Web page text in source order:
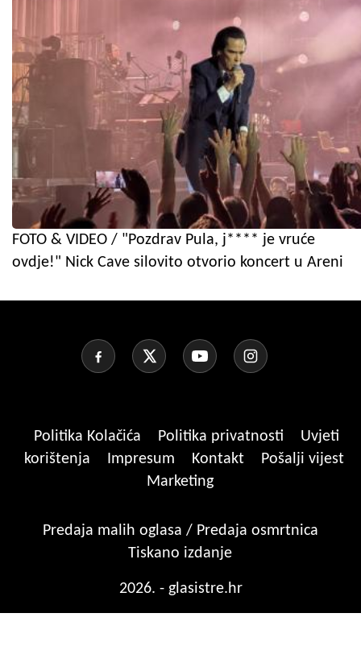
FOTO & VIDEO / "Pozdrav Pula, j**** je vruće
ovdje!" Nick Cave silovito otvorio koncert u Areni
Politika Kolačića Politika privatnosti
Uvjeti
korištenja
Impresum Kontakt
Pošalji vijest
Marketing
Predaja malih oglasa / Predaja osmrtnica
Tiskano izdanje
2026. - glasistre.hr